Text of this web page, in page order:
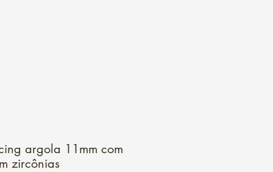
argola 11mm com
zircônias